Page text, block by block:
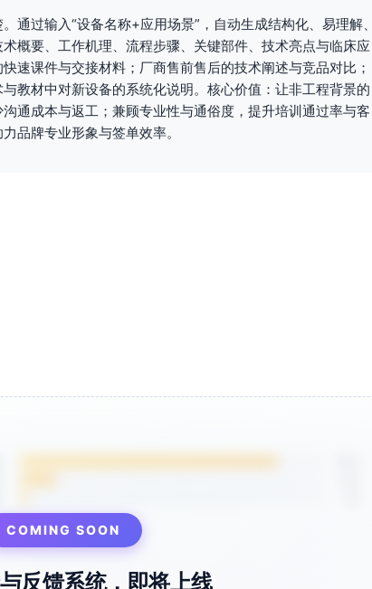
，支持临床评估与质量管理需求。
低或呼吸肌疲劳等情况下，压力控制通气通过限制气道压力并
，同时保障氧合与通气。
变化而浮动，设备的闭环与波形监测可及时反映病情变化，支
加热/加湿组件，在维持气体温湿度与气道清洁方面为重症患者
通过输入“设备名称+应用场景”，自动生成结构化、易理解、
概要、工作机理、流程步骤、关键部件、技术亮点与临床应
速课件与交接材料；厂商售前售后的技术阐述与竞品对比；
教材中对新设备的系统化说明。核心价值：让非工程背景的
通成本与返工；兼顾专业性与通俗度，提升培训通过率与客
品牌专业形象与签单效率。
COMING SOON
反馈系统，即将上线